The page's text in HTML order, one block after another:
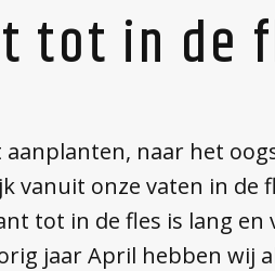
tot in de
aanplanten, naar het
vanuit onze vaten in de
tot in de fles is lang
jaar April hebben wij